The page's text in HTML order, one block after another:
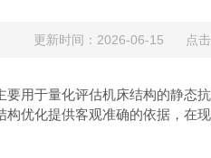
更新时间：2026-06-15 点击
于量化评估机床结构的静态
优化提供客观准确的依据，在